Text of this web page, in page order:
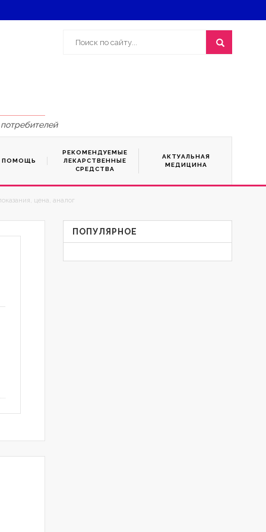
ПОМОЩЬ
РЕКОМЕНДУЕМЫЕ
ЛЕКАРСТВЕННЫЕ
СРЕДСТВА
АКТУАЛЬНАЯ
МЕДИЦИНА
цена, аналог
ПОПУЛЯРНОЕ